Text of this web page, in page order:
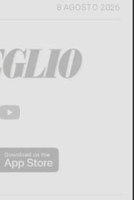
8 AGOSTO 2026